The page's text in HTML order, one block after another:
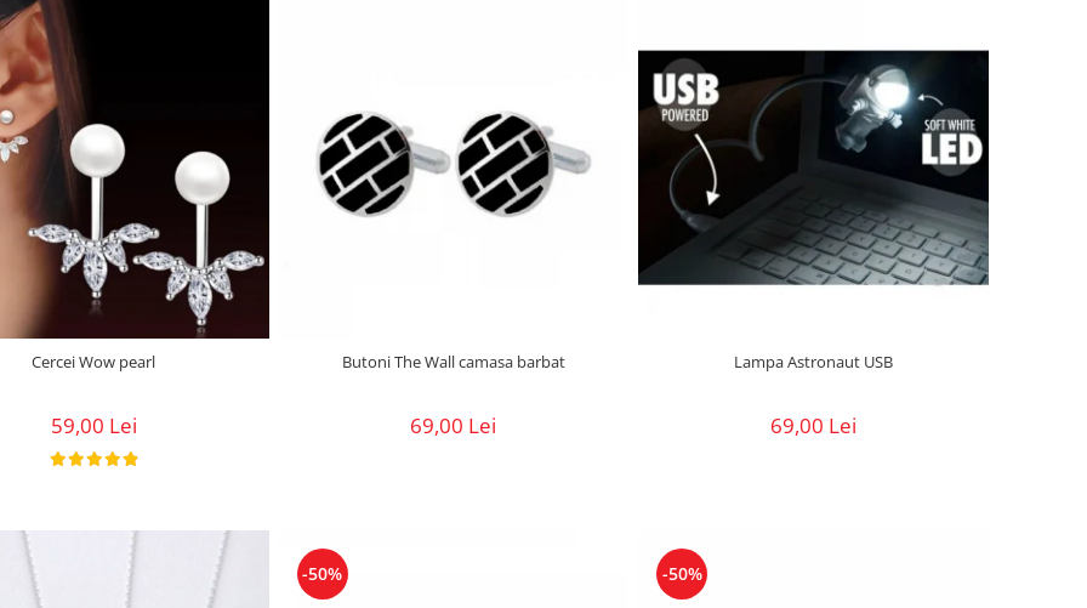
Cercei Wow pearl
59,00 Lei
Butoni The Wall camasa barbat
69,00 Lei
Lampa Astronaut USB
69,00 Lei
-50% -50%